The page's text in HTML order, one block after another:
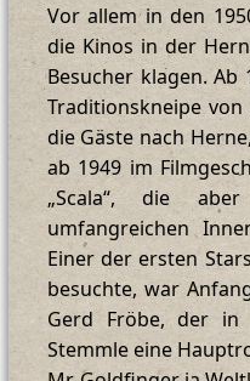
Vor allem in den
die Kinos in der
Besucher klagen.
Traditionskneipe von
die Gäste nach
ab 1949 im
„Scala“, die
umfangreichen
Einer der ersten
besuchte, war
Gerd Fröbe, der in
Stemmle eine